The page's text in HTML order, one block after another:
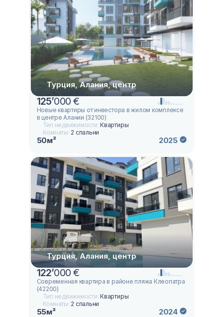
Турция, Алания, центр
125’000 €
Новые квартиры от инвестора в жилом комплексе
в центре Алании (32100)
Тип недвижимости:Квартиры
Комнаты: 2 спальни
50м² 2025
Турция, Алания, центр
122’000 €
Современная квартира в районе пляжа Клеопатра
(42200)
Тип недвижимости:Квартиры
Комнаты: 2 спальни
55м² 2024